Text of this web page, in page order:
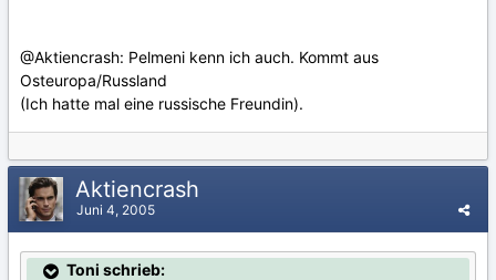
@Aktiencrash: Pelmeni kenn ich auch. Kommt aus
Osteuropa/Russland
(Ich hatte mal eine russische Freundin).
Aktiencrash
Juni 4, 2005
Toni schrieb: